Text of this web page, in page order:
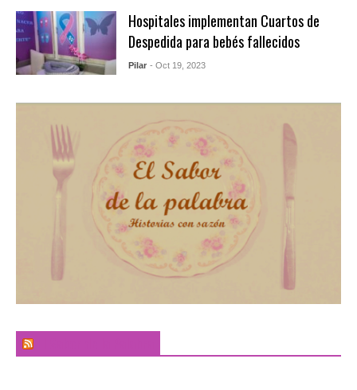
Hospitales implementan Cuartos de
Despedida para bebés fallecidos
Pilar - Oct 19, 2023